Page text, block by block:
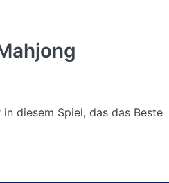
diesem Spiel, das das Beste